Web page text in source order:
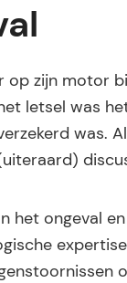
zijn motor
letsel was
was.
het ongeval